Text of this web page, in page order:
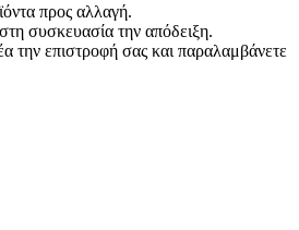
προς αλλαγή.
συσκευασία την απόδειξη.
την επιστροφή σας και παραλαμβάνετε